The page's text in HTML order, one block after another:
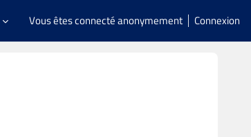
Vous êtes connecté anonymement Connexion